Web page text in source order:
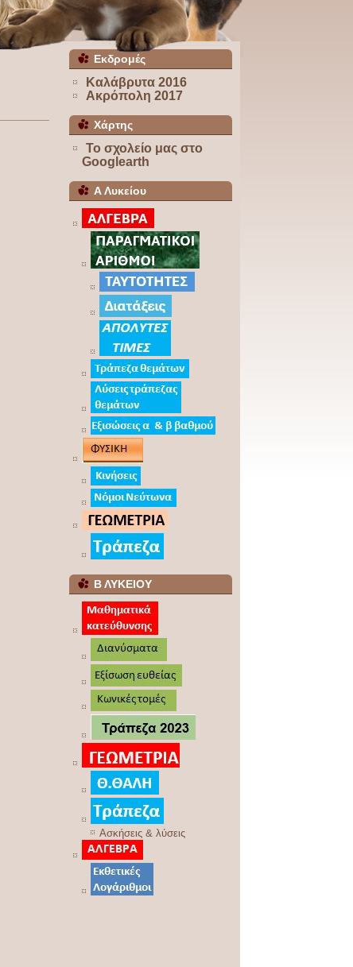
Εκδρομές
Καλάβρυτα 2016
Ακρόπολη 2017
Χάρτης
Το σχολείο μας στο
Googlearth
Α Λυκείου
Β ΛΥΚΕΙΟΥ
Ασκήσεις & λύσεις